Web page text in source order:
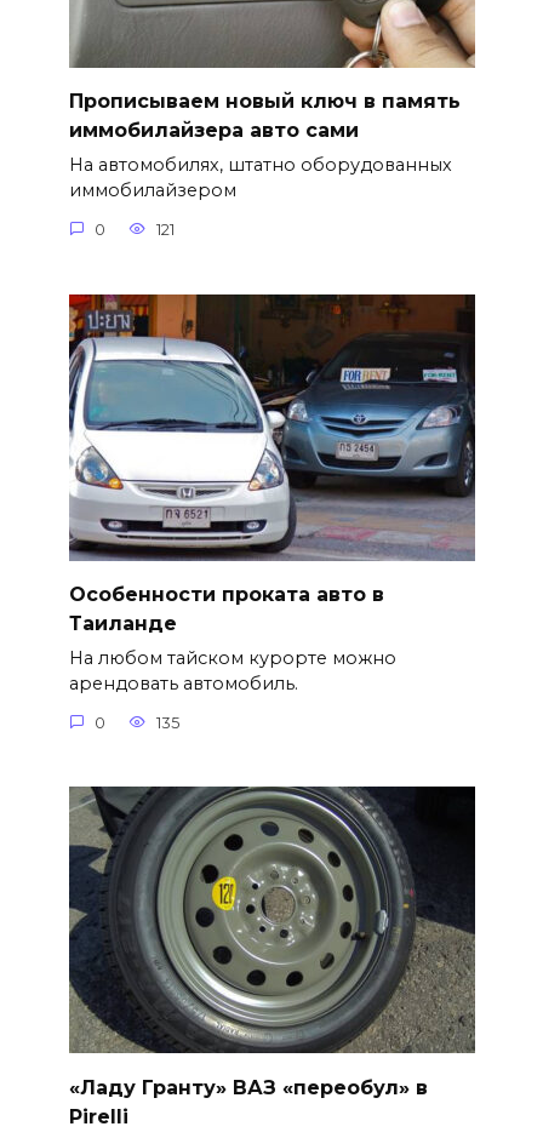
Прописываем новый ключ в память
иммобилайзера авто сами
На автомобилях, штатно оборудованных
иммобилайзером
0 121
Особенности проката авто в
Таиланде
На любом тайском курорте можно
арендовать автомобиль.
0 135
«Ладу Гранту» ВАЗ «переобул» в
Pirelli